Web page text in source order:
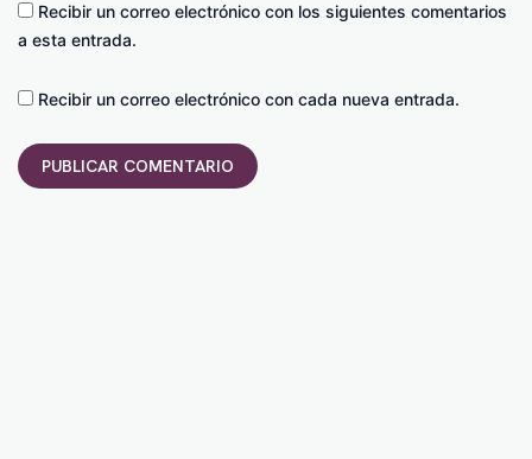
Recibir un correo electrónico con los siguientes comentarios
a esta entrada.
Recibir un correo electrónico con cada nueva entrada.